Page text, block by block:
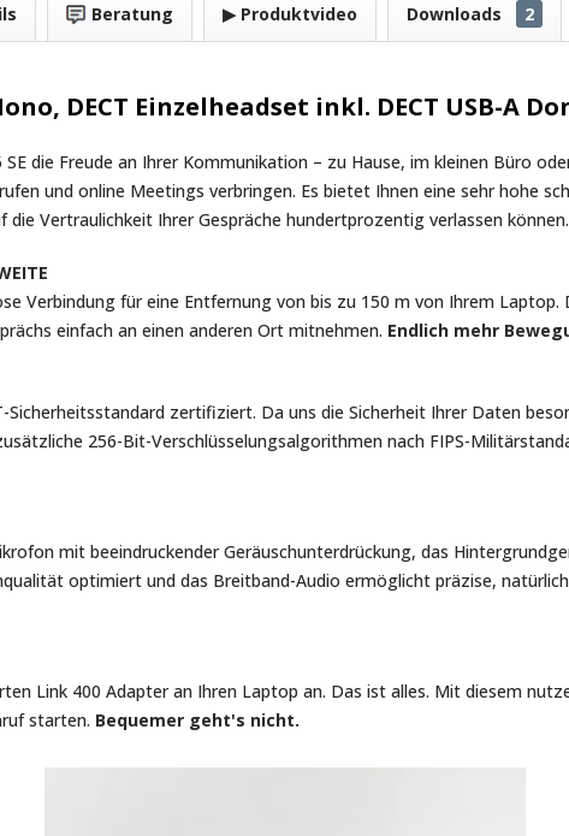
Beratung ▶ Produktvideo Downloads 2
DECT Einzelheadset inkl. DECT USB-A
die Freude an Ihrer Kommunikation – zu Hause, im kleinen Büro
und online Meetings verbringen. Es bietet Ihnen eine sehr hohe
die Vertraulichkeit Ihrer Gespräche hundertprozentig verlassen können.
Verbindung für eine Entfernung von bis zu 150 m von Ihrem Laptop.
einfach an einen anderen Ort mitnehmen. Endlich mehr
Sicherheitsstandard zertifiziert. Da uns die Sicherheit Ihrer Daten
256-Bit-Verschlüsselungsalgorithmen nach FIPS-
mit beeindruckender Geräuschunterdrückung, das
optimiert und das Breitband-Audio ermöglicht präzise,
Link 400 Adapter an Ihren Laptop an. Das ist alles. Mit diesem
starten. Bequemer geht's nicht.